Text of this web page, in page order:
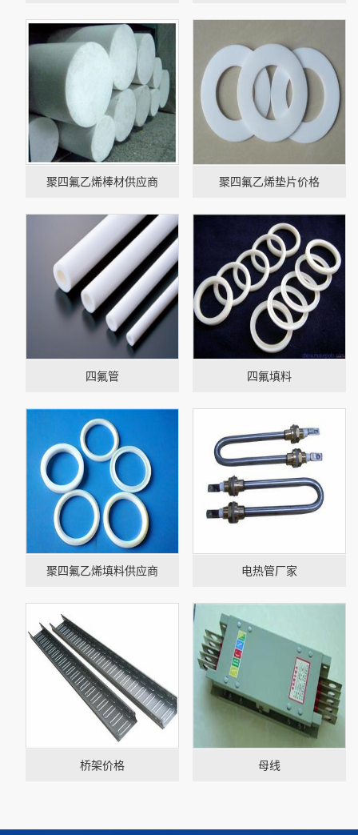
聚四氟乙烯棒材供应商 聚四氟乙烯垫片价格
四氟管 四氟填料
聚四氟乙烯填料供应商 电热管厂家
桥架价格 母线